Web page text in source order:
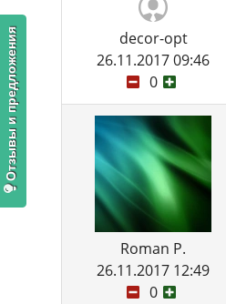
decor-opt
26.11.2017 09:46
0
Roman P.
26.11.2017 12:49
0
Отзывы и предложения